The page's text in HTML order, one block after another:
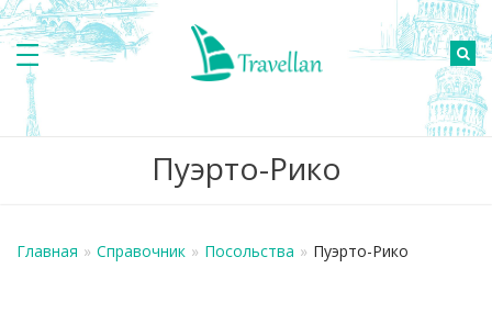
Пуэрто-Рико
Главная » Справочник » Посольства » Пуэрто-Рико